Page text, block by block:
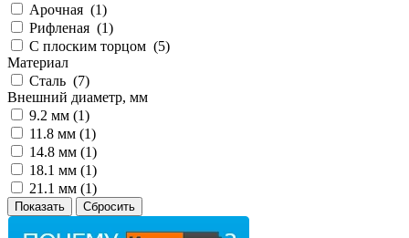
Арочная (1)
Рифленая (1)
С плоским торцом (5)
Материал
Сталь (7)
Внешний диаметр, мм
9.2 мм (1)
11.8 мм (1)
14.8 мм (1)
18.1 мм (1)
21.1 мм (1)